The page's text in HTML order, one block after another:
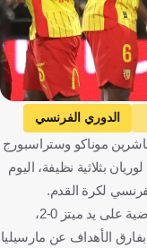
الدوري الفرنسي
موناكو وستراسبورج
بثلاثية نظيفة، اليوم
لكرة القدم.
واستعاد لانس توازنه بعد خسارته في المرحلة الماضية على يد ميتز 0-2،
المركز الثالث برصيد 22 نقطة بفارق الأهداف عن مارسيليا